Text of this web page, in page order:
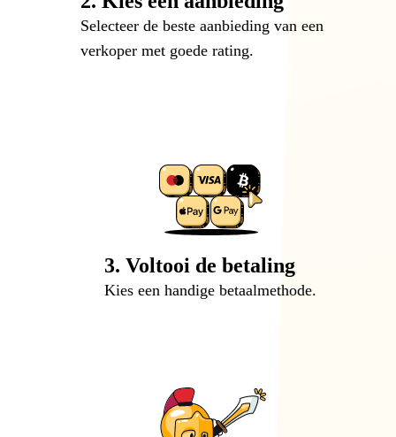
Selecteer de beste aanbieding van een
verkoper met goede rating.
3. Voltooi de betaling
Kies een handige betaalmethode.